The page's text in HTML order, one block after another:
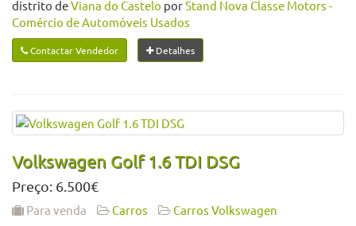
distrito deViana do Castelo porStand Nova Classe Motors -
Comércio de Automóveis Usados
Contactar Vendedor Detalhes
Volkswagen Golf 1.6 TDI DSG
Preço: 6.500€
Para venda Carros
Carros Volkswagen